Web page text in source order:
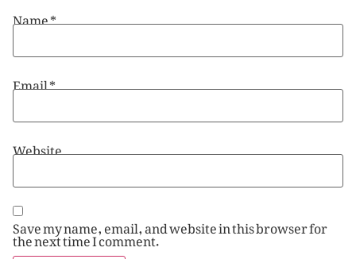
Name*
Email*
Website
Save my name, email, and website in this browser for
the next time I comment.